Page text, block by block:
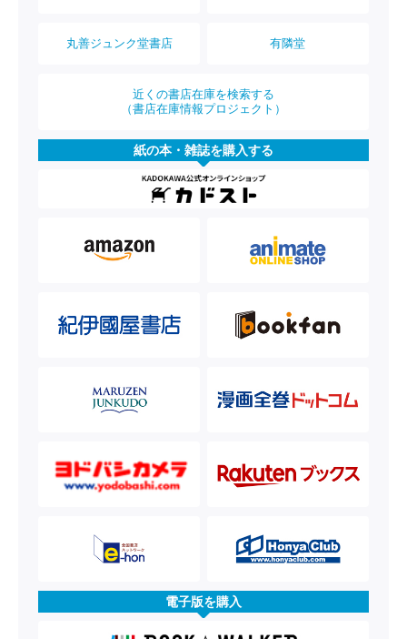
丸善ジュンク堂書店 有隣堂
近くの書店在庫を検索する
（書店在庫情報プロジェクト）
紙の本・雑誌を購入する
電子版を購入